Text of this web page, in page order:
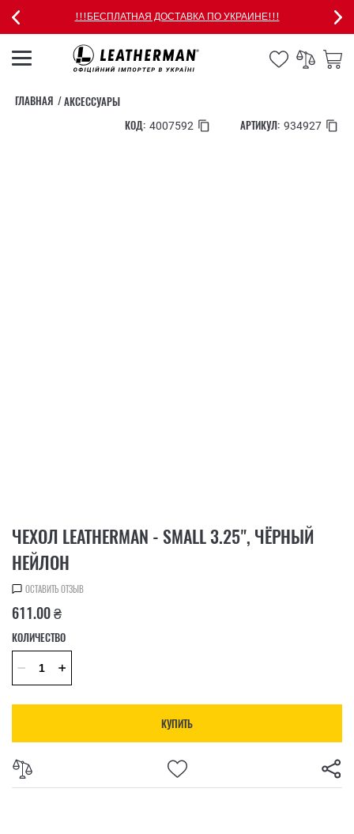
!!!БЕСПЛАТНАЯ ДОСТАВКА ПО УКРАИНЕ!!!
ГЛАВНАЯ
АКСЕССУАРЫ
КОД: 4007592 АРТИКУЛ: 934927
ЧЕХОЛ LEATHERMAN - SMALL 3.25", ЧЁРНЫЙ
НЕЙЛОН
ОСТАВИТЬ ОТЗЫВ
611.00 ₴
КОЛИЧЕСТВО
КУПИТЬ